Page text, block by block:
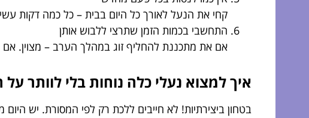
קחי את הנעל לאורך כל היום בבית – כל כמה דקות
התחשבי בכמות הזמן שתרצי ללבוש אותן
אם את מתכננת להחליף זוג במהלך הערב – מצוין.
איך למצוא נעלי כלה נוחות בלי לוותר על
בטחון ביצירתיות! לא חייבים ללכת רק לפי המסורת. יש